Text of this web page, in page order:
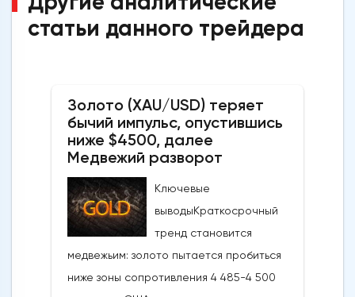
статьи данного трейдера
Золото (XAU/USD) теряет
бычий импульс, опустившись
ниже $4500, далее
Медвежий разворот
Ключевые
выводыКраткосрочный
тренд становится
медвежьим: золото пытается пробиться
ниже зоны сопротивления 4 485-4 500